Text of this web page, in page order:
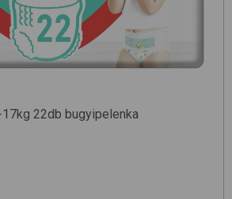
22db bugyipelenka